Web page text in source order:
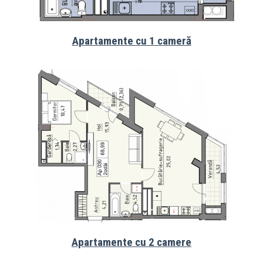
Apartamente cu 1 cameră
Apartamente cu 2 camere